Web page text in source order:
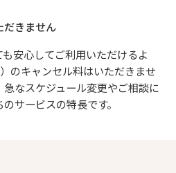
だきません
安心してご利用いただけるよ
のキャンセル料はいただきませ
なスケジュール変更やご相談に
サービスの特長です。